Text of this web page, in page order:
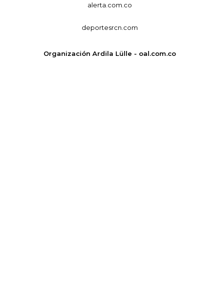
alerta.com.co
deportesrcn.com
Organización Ardila Lülle - oal.com.co